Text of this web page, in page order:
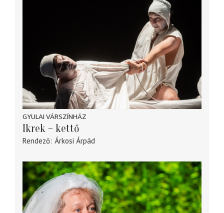
GYULAI VÁRSZÍNHÁZ
Ikrek – kettő
Rendező Árkosi Árpád